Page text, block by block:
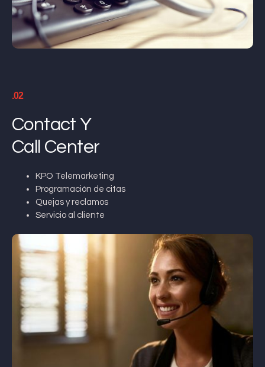
.02
Contact Y
Call Center
KPO Telemarketing
Programación de citas
Quejas y reclamos
Servicio al cliente